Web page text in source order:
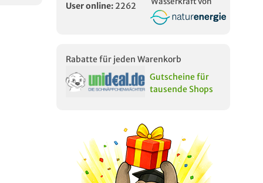
User online: 2262
Rabatte für jeden Warenkorb
Gutscheine für
tausende Shops